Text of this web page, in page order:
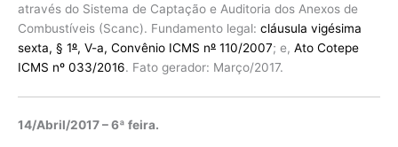
através do Sistema de Captação e Auditoria dos Anexos de
Combustíveis (Scanc). Fundamento legal: cláusula vigésima
sexta, § 1º, V-a, Convênio ICMS nº 110/2007; e, Ato Cotepe
ICMS nº 033/2016. Fato gerador: Março/2017.
14/Abril/2017 – 6ª feira.